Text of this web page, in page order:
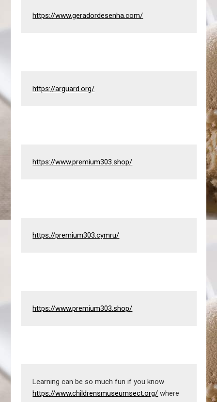
https://www.geradordesenha.com/
https://arguard.org/
https://www.premium303.shop/
https://premium303.cymru/
https://www.premium303.shop/
https://www.childrensmuseumsect.org/ where